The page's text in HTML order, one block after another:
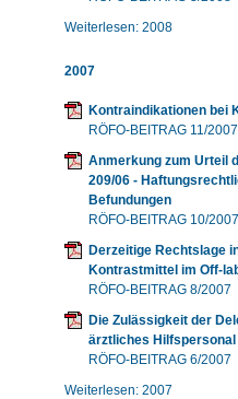
Weiterlesen: 2008
2007
Kontraindikationen bei
RÖFO-BEITRAG 11/2007
Anmerkung zum Urteil
209/06 -
Befundungen
RÖFO-BEITRAG 10/2007
Derzeitige Rechtslage
Kontrastmittel im Off-
RÖFO-BEITRAG 8/2007
Die Zulässigkeit der
ärztliches
RÖFO-BEITRAG 6/2007
Weiterlesen: 2007